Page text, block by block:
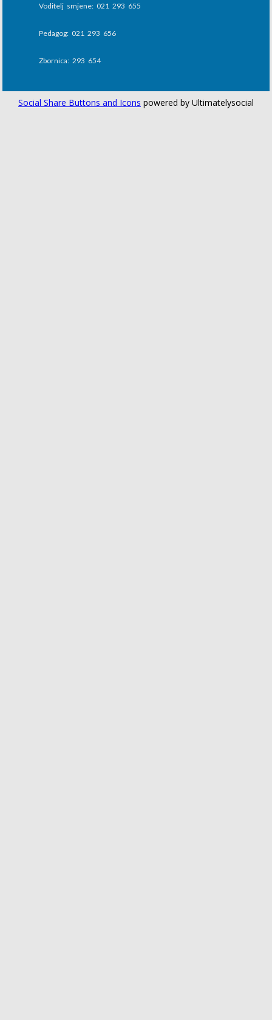
Voditelj smjene: 021 293 655
Pedagog: 021 293 656
Zbornica: 293 654
Social Share Buttons and Icons powered by Ultimatelysocial